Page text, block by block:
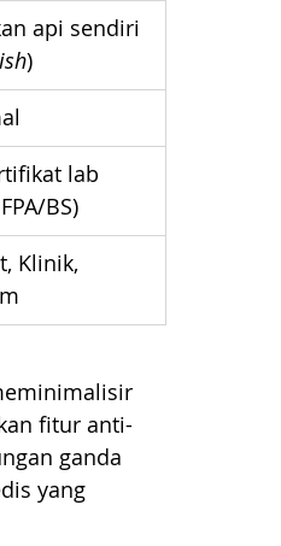
api sendiri
)
lab
BS)
Klinik,
fitur anti-
ganda
yang